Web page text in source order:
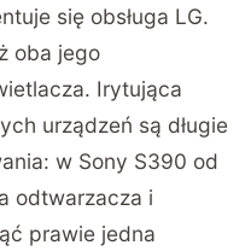
się obsługa LG.
oba jego
Irytująca
urządzeń są długie
w Sony S390 od
odtwarzacza i
prawie jedna